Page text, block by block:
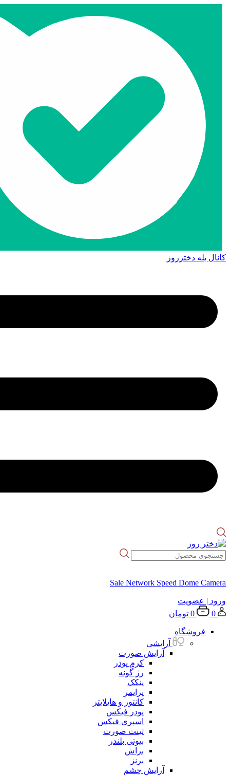
کانال بله دخترروز
Sale Network Speed Dome Camera
ورود | عضویت
0
0 تومان
فروشگاه
آرایشی
آرایش صورت
کرم پودر
رژ گونه
پنکک
پرایمر
کانتور و هایلایتر
پودر فیکس
اسپری فیکس
تینت صورت
بیوتی بلندر
براش
برنز
آرایش چشم